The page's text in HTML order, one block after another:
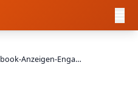
Beste SMM-Panel für Facebook-Anzeigen-Engagement mit echten Ergebnissen